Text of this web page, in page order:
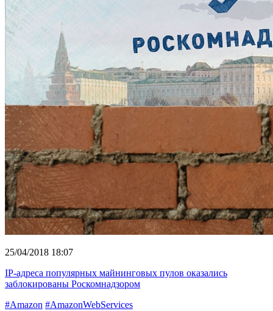
25/04/2018 18:07
IP-адреса популярных майнинговых пулов оказались
заблокированы Роскомнадзором
#Amazon #AmazonWebServices